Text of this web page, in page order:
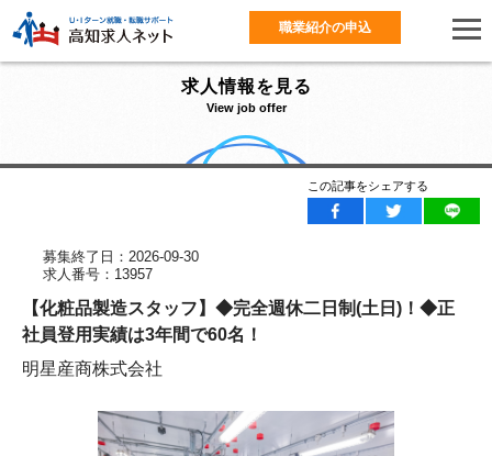
職業紹介の申込
求人情報を見る
View job offer
この記事をシェアする
募集終了日：2026-09-30
求人番号：13957
【化粧品製造スタッフ】◆完全週休二日制(土日)！◆正
社員登用実績は3年間で60名！
明星産商株式会社